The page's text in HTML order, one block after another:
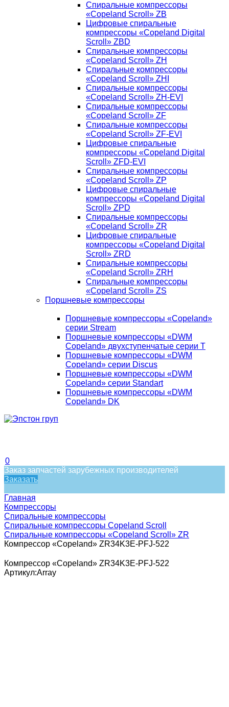
Спиральные компрессоры
«Copeland Scroll» ZB
Цифровые спиральные
компрессоры «Copeland Digital
Scroll» ZBD
Спиральные компрессоры
«Copeland Scroll» ZH
Спиральные компрессоры
«Copeland Scroll» ZHI
Спиральные компрессоры
«Copeland Scroll» ZH-EVI
Спиральные компрессоры
«Copeland Scroll» ZF
Спиральные компрессоры
«Copeland Scroll» ZF-EVI
Цифровые спиральные
компрессоры «Copeland Digital
Scroll» ZFD-EVI
Спиральные компрессоры
«Copeland Scroll» ZP
Цифровые спиральные
компрессоры «Copeland Digital
Scroll» ZPD
Спиральные компрессоры
«Copeland Scroll» ZR
Цифровые спиральные
компрессоры «Copeland Digital
Scroll» ZRD
Спиральные компрессоры
«Copeland Scroll» ZRH
Спиральные компрессоры
«Copeland Scroll» ZS
Поршневые компрессоры
Поршневые компрессоры «Copeland»
серии Stream
Поршневые компрессоры «DWM
Copeland» двухступенчатые серии T
Поршневые компрессоры «DWM
Copeland» серии Discus
Поршневые компрессоры «DWM
Copeland» серии Standart
Поршневые компрессоры «DWM
Copeland» DK
0
Заказ запчастей зарубежных производителей
Заказать
Главная
Компрессоры
Спиральные компрессоры
Спиральные компрессоры Copeland Scroll
Спиральные компрессоры «Copeland Scroll» ZR
Компрессор «Copeland» ZR34K3E-PFJ-522
Компрессор «Copeland» ZR34K3E-PFJ-522
Артикул:Array